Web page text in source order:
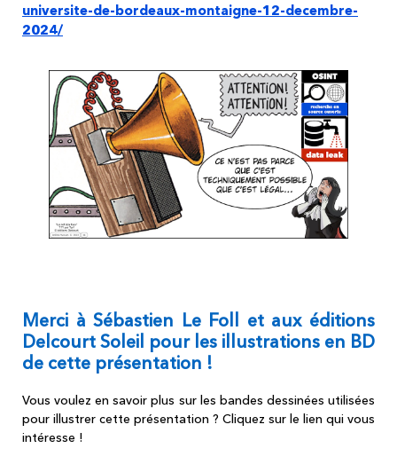
universite-de-bordeaux-montaigne-12-decembre-
2024/
Merci à Sébastien Le Foll et aux éditions
Delcourt Soleil pour les illustrations en BD
de cette présentation !
Vous voulez en savoir plus sur les bandes dessinées utilisées
pour illustrer cette présentation ? Cliquez sur le lien qui vous
intéresse !